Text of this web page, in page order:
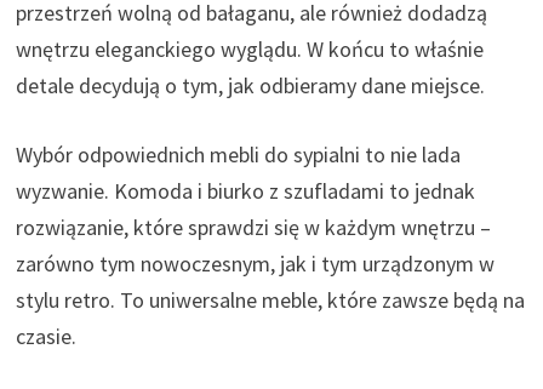
przestrzeń wolną od bałaganu, ale również dodadzą
wnętrzu eleganckiego wyglądu. W końcu to właśnie
detale decydują o tym, jak odbieramy dane miejsce.
Wybór odpowiednich mebli do sypialni to nie lada
wyzwanie. Komoda i biurko z szufladami to jednak
rozwiązanie, które sprawdzi się w każdym wnętrzu –
zarówno tym nowoczesnym, jak i tym urządzonym w
stylu retro. To uniwersalne meble, które zawsze będą na
czasie.